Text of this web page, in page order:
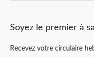
Soyez le premier à
Recevez votre circulaire